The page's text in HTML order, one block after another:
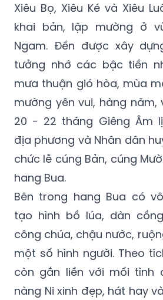
Xiêu Bọ, Xiêu Ké và Xiêu
khai bản, lập mường ở
Ngam. Đền được xây
tưởng nhớ các bậc tiền
mưa thuận gió hòa, mùa
mường yên vui, hàng
20 - 22 tháng Giêng Âm
địa phương và Nhân dân
chức lễ cúng Bản, cúng
hang Bua.
Bên trong hang Bua có
tạo hình bồ lúa, dàn
công chúa, chậu nước,
một số hình người. Theo
còn gắn liền với mối tình
nàng Ni xinh đẹp, hát hay